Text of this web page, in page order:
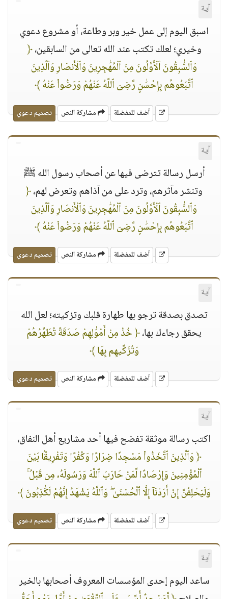
آية
اسبق اليوم إلى عمل خير وبر وطاعة، أو مشروع دعوي
وخيري؛ لعلك تكتب عند الله تعالى من السابقين،﴿
وَٱلسَّٰبِقُونَ ٱلْأَوَّلُونَ مِنَ ٱلْمُهَٰجِرِينَ وَٱلْأَنصَارِ وَٱلَّذِينَ
ٱتَّبَعُوهُم بِإِحْسَٰنٍ رَّضِىَ ٱللَّهُ عَنْهُمْ وَرَضُوا۟ عَنْهُ ﴾
أضف للمفضلة مشاركة النص تصميم دعوي
آية
أرسل رسالة تترضى فيها عن أصحاب رسول الله ﷺ
وتنشر مآثرهم، وترد على من آذاهم وتعرض لهم،﴿
وَٱلسَّٰبِقُونَ ٱلْأَوَّلُونَ مِنَ ٱلْمُهَٰجِرِينَ وَٱلْأَنصَارِ وَٱلَّذِينَ
ٱتَّبَعُوهُم بِإِحْسَٰنٍ رَّضِىَ ٱللَّهُ عَنْهُمْ وَرَضُوا۟ عَنْهُ ﴾
أضف للمفضلة مشاركة النص تصميم دعوي
آية
تصدق بصدقة ترجو بها طهارة قلبك وتزكيته؛ لعل الله
يحقق رجاءك بها،﴿ خُذْ مِنْ أَمْوَٰلِهِمْ صَدَقَةً تُطَهِّرُهُمْ
وَتُزَكِّيهِم بِهَا ﴾
أضف للمفضلة مشاركة النص تصميم دعوي
آية
اكتب رسالة موثقة تفضح فيها أحد مشاريع أهل النفاق،
﴿ وَٱلَّذِينَ ٱتَّخَذُوا۟ مَسْجِدًا ضِرَارًا وَكُفْرًا وَتَفْرِيقًۢا بَيْنَ
ٱلْمُؤْمِنِينَ وَإِرْصَادًا لِّمَنْ حَارَبَ ٱللَّهَ وَرَسُولَهُۥ مِن قَبْلُ ۚ
وَلَيَحْلِفُنَّ إِنْ أَرَدْنَآ إِلَّا ٱلْحُسْنَىٰ ۖ وَٱللَّهُ يَشْهَدُ إِنَّهُمْ لَكَٰذِبُونَ ﴾
أضف للمفضلة مشاركة النص تصميم دعوي
آية
ساعد اليوم إحدى المؤسسات المعروف أصحابها بالخير